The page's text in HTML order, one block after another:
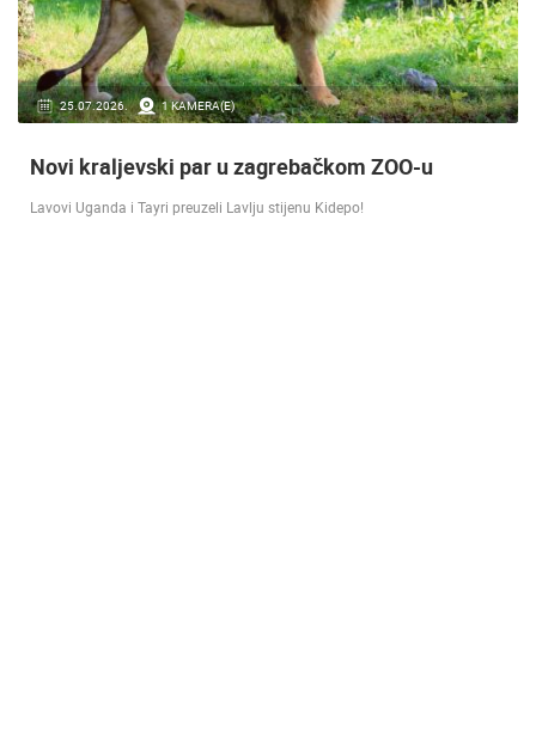
16.07.2018. 9 KAMERA(E)
Doček Vatrenih u Zagrebu nakon osvojenog
srebra [ ZADAR - SPLIT 17.07 ]